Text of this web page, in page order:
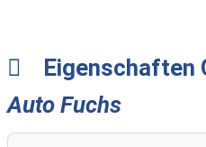
Eigenschaften
Auto Fuchs